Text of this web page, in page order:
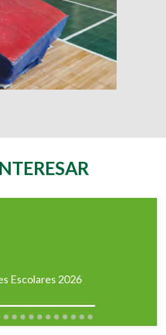
Escolares 2026